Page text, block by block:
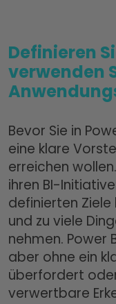
Definieren
verwenden
Bevor Sie in
eine klare
erreichen
ihren BI-
definierten
und zu viele
nehmen. Power
aber ohne ein
überfordert
verwertbare